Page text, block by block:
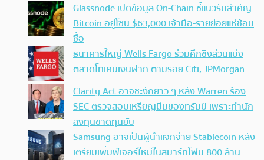
Glassnode เปิดข้อมูล On-Chain ชี้แนวรับสำคัญ
Bitcoin อยู่โซน $63,000 เจ้ามือ-รายย่อยแห่ช้อน
ซื้อ
ธนาคารใหญ่ Wells Fargo ร่วมศึกชิงส่วนแบ่ง
ตลาดโทเคนเงินฝาก ตามรอย Citi, JPMorgan
Clarity Act อาจชะงักยาว ๆ หลัง Warren ร้อง
SEC ตรวจสอบเหรียญมีมของทรัมป์ เพราะทำนัก
ลงทุนขาดทุนยับ
Samsung อาจเป็นผู้นำแจกจ่าย Stablecoin หลัง
เตรียมเพิ่มฟีเจอร์ใหม่ในสมาร์ทโฟน 800 ล้าน